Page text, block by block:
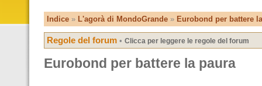
Indice » L'agorà di MondoGrande » Eurobond per battere
Regole del forum • Clicca per leggere le regole del forum
Eurobond per battere la paura